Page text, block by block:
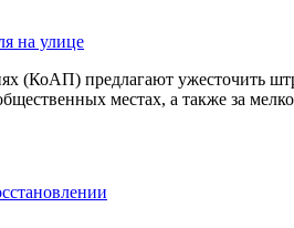
на улице
(КоАП) предлагают ужесточить
местах, а также за